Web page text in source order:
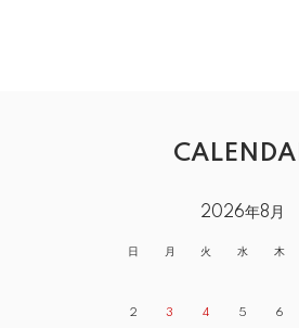
2026年8月
日 月 火 水 木
2 3 4 5 6